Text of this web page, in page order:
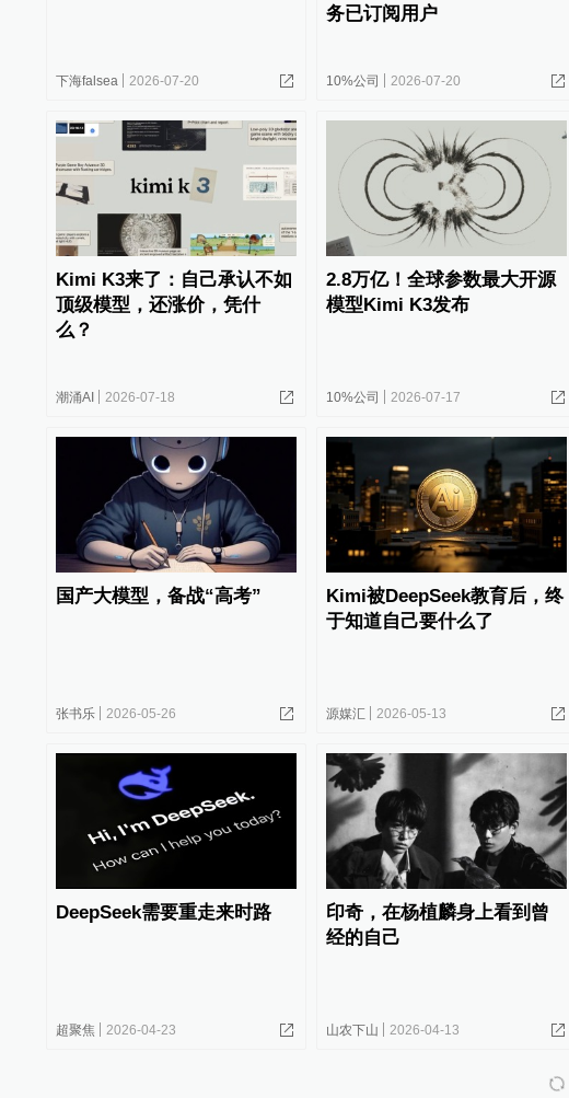
下海falsea 2026-07-20
务已订阅用户
10%公司 2026-07-20
Kimi K3来了：自己承认不如
顶级模型，还涨价，凭什
么？
潮涌AI 2026-07-18
2.8万亿！全球参数最大开源
模型Kimi K3发布
10%公司 2026-07-17
国产大模型，备战“高考”
张书乐 2026-05-26
Kimi被DeepSeek教育后，终
于知道自己要什么了
源媒汇 2026-05-13
DeepSeek需要重走来时路
超聚焦 2026-04-23
印奇，在杨植麟身上看到曾
经的自己
山农下山 2026-04-13